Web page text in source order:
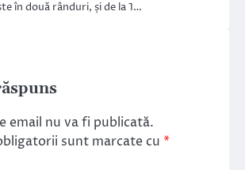
în două rânduri, și de la 1…
email nu va fi publicată.
sunt marcate cu *